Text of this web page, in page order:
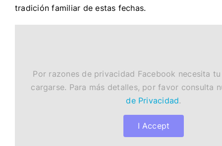
tradición familiar de estas fechas.
Por razones de privacidad Facebook necesita
cargarse. Para más detalles, por favor consulta
de Privacidad.
I Accept